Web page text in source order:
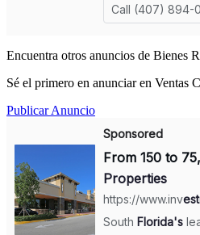
Encuentra otros anuncios de Bienes
Sé el primero en anunciar en Ventas
Publicar Anuncio